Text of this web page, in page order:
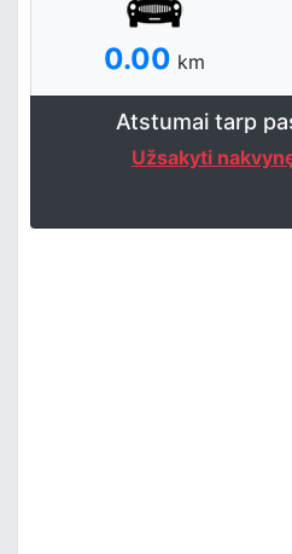
0.00 km
Atstumai tarp
Užsakyti